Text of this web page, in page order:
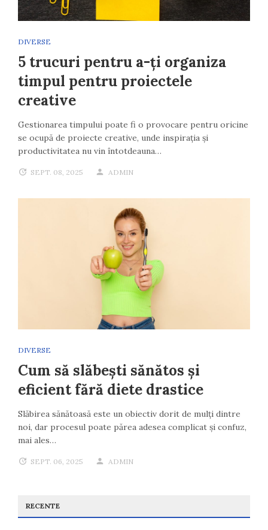
DIVERSE
5 trucuri pentru a-ți organiza
timpul pentru proiectele
creative
Gestionarea timpului poate fi o provocare pentru oricine
se ocupă de proiecte creative, unde inspirația și
productivitatea nu vin întotdeauna…
SEPT. 08, 2025 ADMIN
DIVERSE
Cum să slăbești sănătos și
eficient fără diete drastice
Slăbirea sănătoasă este un obiectiv dorit de mulți dintre
noi, dar procesul poate părea adesea complicat și confuz,
mai ales…
SEPT. 06, 2025 ADMIN
RECENTE